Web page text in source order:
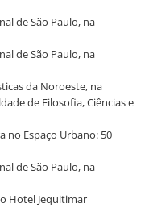
de São Paulo, na
de São Paulo, na
da Noroeste, na
de Filosofia, Ciências e
no Espaço Urbano: 50
de São Paulo, na
Hotel Jequitimar